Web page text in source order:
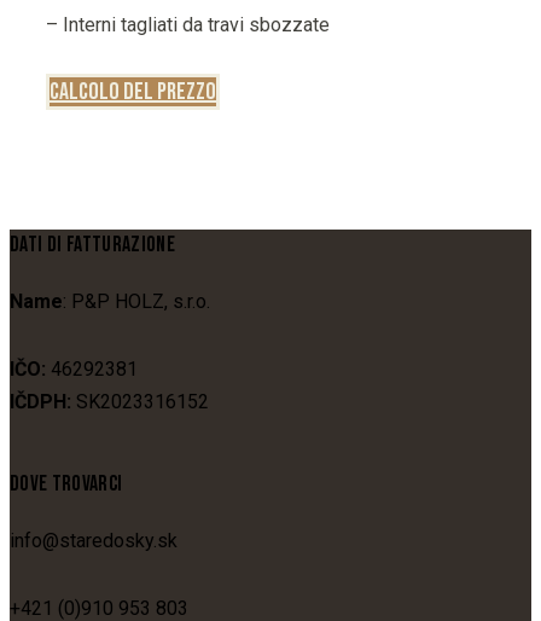
– Interni tagliati da travi sbozzate
Calcolo del prezzo
DATI DI FATTURAZIONE
Name: P&P HOLZ, s.r.o.
IČO: 46292381
IČDPH: SK2023316152
DOVE TROVARCI
info@staredosky.sk
+421 (0)910 953 803